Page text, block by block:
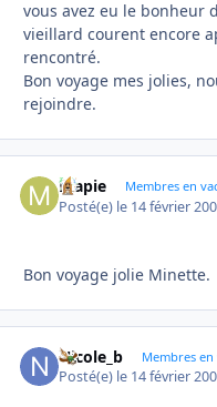
vous avez eu le bonheur
vieillard courent encore
rencontré.
Bon voyage mes jolies,
rejoindre.
mapie Membres en
Posté(e) le 14 février
Bon voyage jolie Minette.
Nicole_b Membres en
Posté(e) le 14 février